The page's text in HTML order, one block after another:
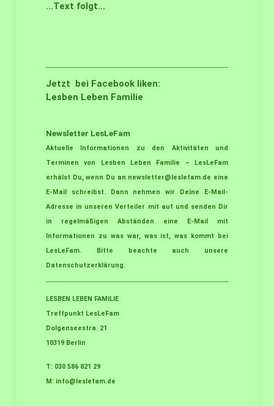
...Text folgt...
Jetzt bei Facebook liken:
Lesben Leben Familie
Newsletter LesLeFam
Aktuelle Informationen zu den Aktivitäten und
Terminen von Lesben Leben Familie – LesLeFam
erhälst Du, wenn Du an newsletter@leslefam.de eine
E-Mail schreibst. Dann nehmen wir Deine E-Mail-
Adresse in unseren Verteiler mit auf und senden Dir
in regelmäßigen Abständen eine E-Mail mit
Informationen zu was war, was ist, was kommt bei
LesLeFam. Bitte beachte auch unsere
Datenschutzerklärung.
LESBEN LEBEN FAMILIE
Treffpunkt LesLeFam
Dolgenseestra. 21
10319 Berlin
T: 030 586 821 29
M: info@leslefam.de